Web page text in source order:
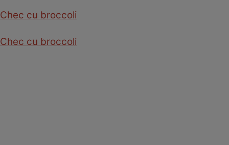
Chec cu broccoli
Chec cu broccoli